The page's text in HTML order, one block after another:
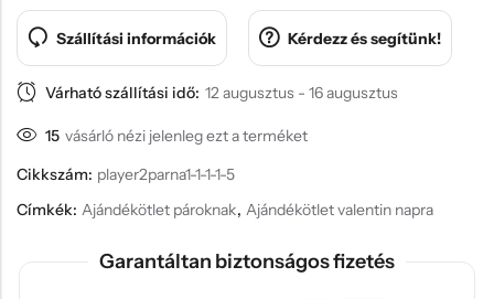
Szállítási információk Kérdezz és segítünk!
Várható szállítási idő: 12 augusztus - 16 augusztus
15 vásárló nézi jelenleg ezt a terméket
Cikkszám: player2parna1-1-1-1-5
Címkék: Ajándékötlet pároknak, Ajándékötlet valentin napra
Garantáltan biztonságos fizetés